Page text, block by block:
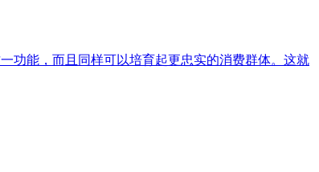
功能，而且同样可以培育起更忠实的消费群体。这就